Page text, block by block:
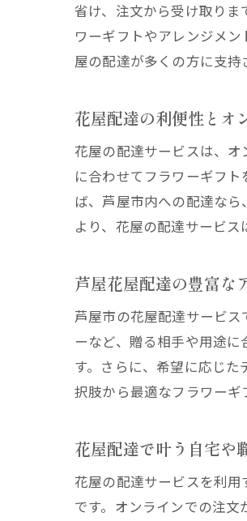
省け、注文から受け取り
ワーギフトやアレンジメ
屋の配達が多くの方に支持
花屋配達の利便性とオ
花屋の配達サービスは、
に合わせてフラワーギフ
ば、芦屋市内への配達な
より、花屋の配達サービス
芦屋花屋配達の豊富な
芦屋市の花屋配達サービ
ーなど、贈る相手や用途
す。さらに、希望に応じ
択肢から最適なフラワーギ
花屋配達で叶う自宅や
花屋の配達サービスを利
です。オンラインでの注